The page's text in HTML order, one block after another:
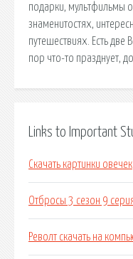
подарки, мультфильмы
знаменитостях,
путешествиях. Есть две
пор что-то празднует,
Links to Important
Скачать картинки овечек
Отбросы 3 сезон 9
Револт скачать на